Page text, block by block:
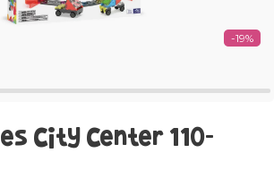
-19%
City Center 110-